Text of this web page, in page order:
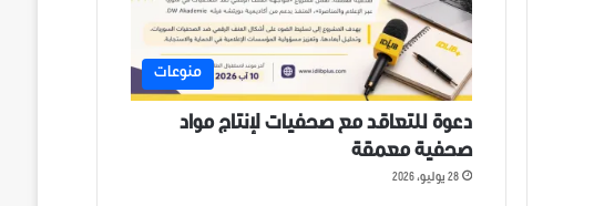
منوعات
دعوة للتعاقد مع صحفيات لإنتاج مواد
صحفية معمقة
28 يوليو، 2026